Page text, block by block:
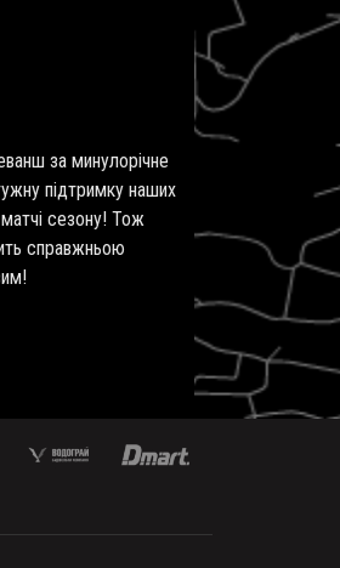
за минулорічне
підтримку наших
сезону! Тож
справжньою